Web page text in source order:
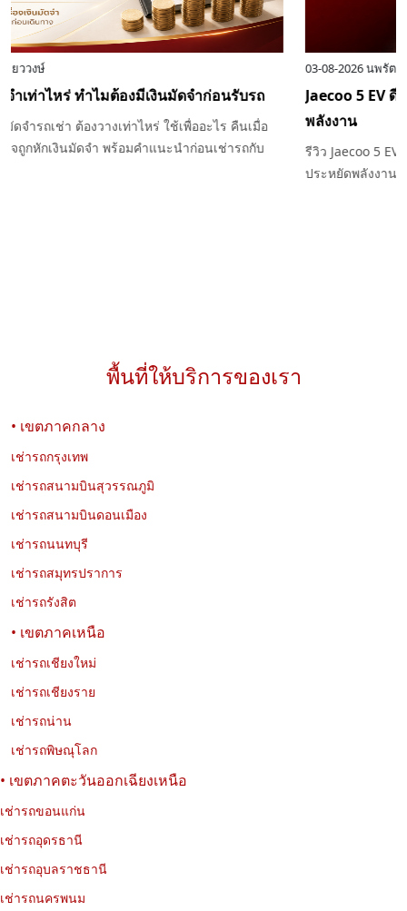
04-08-2026
เช่ารถต้องวางมัดจำเท่าไหร่ ทำไมต้องมีเงินมัดจำก่อนรับรถ
ไขข้อสงสัยเรื่องเงินมัดจำรถเช่า ต้องวางเท่าไหร่ ใช้เพื่ออะไร คืนเมื่อ
ไหร่ และกรณีใดที่อาจถูกหักเงินมัดจำ พร้อมคำแนะนำก่อนเช่ารถกับ
Jaecoo 5 EV ดีไหม? รถไฟฟ้า SUV น่าใช้ ขับสบาย ประหยัด
พลังงาน
รีวิว Jaecoo 5 EV รถไฟฟ้า SUV 5 ที่นั่ง ดีไซน์พรีเมียม ขับสบาย
ประหยัดพลังงาน เหมาะสำหรับเช่าขับในเมืองและเดินทางต่างจังหวัด
กับ Exclusive Car Rental
01-08-2026นพรัตน์ เที่ยววงษ์
10 วัดที่น่าสนใจในกรุงเทพฯ เที่ยววัดสวย ชมเมือง และเรียนรู้
ประวัติศาสตร์
รวม 10 วัดที่น่าสนใจในกรุงเทพฯ ทั้งวัดสวย วัดเก่าแก่ และวัดสำคัญ
พื้นที่ให้บริการของเรา
• เขตภาคกลาง
เช่ารถกรุงเทพ
เช่ารถสนามบินสุวรรณภูมิ
เช่ารถสนามบินดอนเมือง
เช่ารถนนทบุรี
เช่ารถสมุทรปราการ
เช่ารถรังสิต
• เขตภาคเหนือ
เช่ารถเชียงใหม่
เช่ารถเชียงราย
เช่ารถน่าน
เช่ารถพิษณุโลก
• เขตภาคตะวันออกเฉียงเหนือ
เช่ารถขอนแก่น
เช่ารถอุดรธานี
เช่ารถอุบลราชธานี
เช่ารถนครพนม